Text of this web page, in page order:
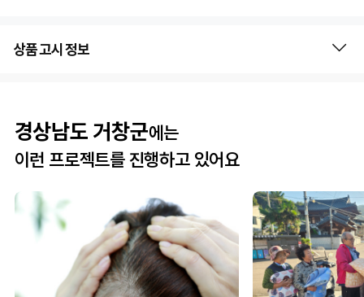
상품 고시 정보
경상남도 거창군에는
이런 프로젝트를 진행하고 있어요